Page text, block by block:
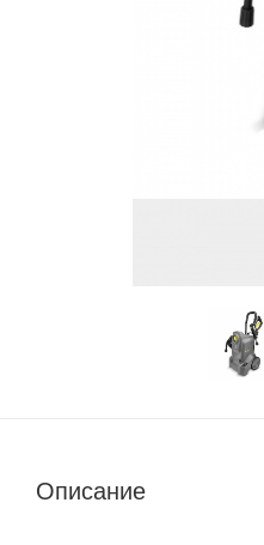
Описание